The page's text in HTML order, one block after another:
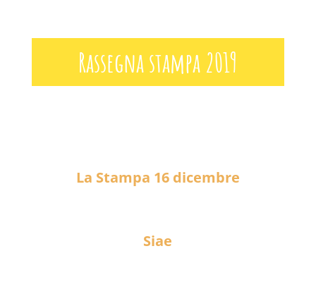
Rassegna stampa 2019
La Stampa 16 dicembre
Siae